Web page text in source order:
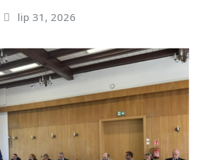
lip 31, 2026